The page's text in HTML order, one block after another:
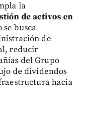
la
de activos en
se busca
de
reducir
del Grupo
de dividendos
hacia